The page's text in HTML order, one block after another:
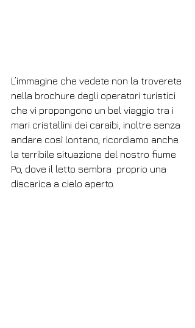
L’immagine che vedete non la troverete
nella brochure degli operatori turistici
che vi propongono un bel viaggio tra i
mari cristallini dei caraibi, inoltre senza
andare così lontano, ricordiamo anche
la terribile situazione del nostro fiume
Po, dove il letto sembra  proprio una
discarica a cielo aperto.